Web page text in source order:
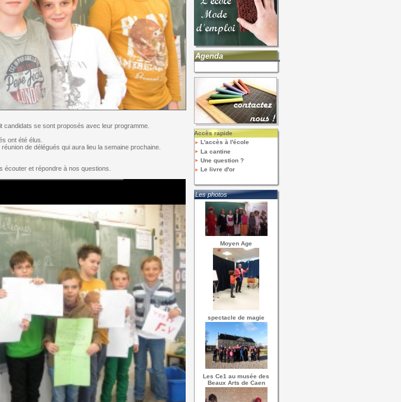
se sont proposés avec leur programme.
ont été élus.
de délégués qui aura lieu la semaine prochaine.
écouter et répondre à nos questions.
Agenda
Accès rapide
L'accès à l'école
La cantine
Une question ?
Le livre d'or
Les photos
Moyen Age
spectacle de magie
Les Ce1 au musée des
Beaux Arts de Caen